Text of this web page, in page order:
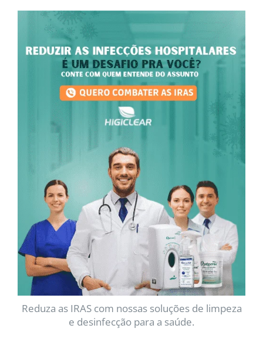
Reduza as IRAS com nossas soluções de limpeza
e desinfecção para a saúde.